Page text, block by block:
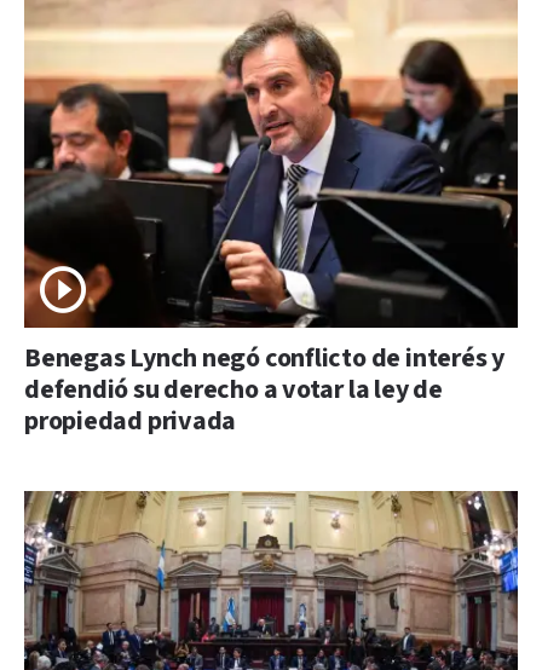
Benegas Lynch negó conflicto de interés y
defendió su derecho a votar la ley de
propiedad privada